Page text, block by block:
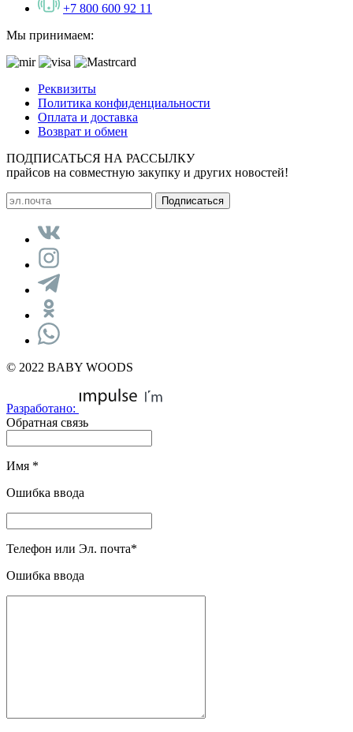
+7 800 600 92 11
Мы принимаем:
Реквизиты
Политика конфиденциальности
Оплата и доставка
Возврат и обмен
ПОДПИСАТЬСЯ НА РАССЫЛКУ
прайсов на совместную закупку и других новостей!
© 2022 BABY WOODS
Разработано:
Обратная связь
Имя *
Ошибка ввода
Телефон или Эл. почта*
Ошибка ввода